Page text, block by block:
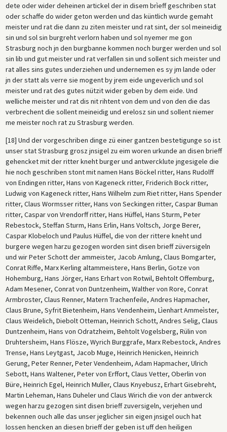
dete oder wider deheinen artickel der in disem brìeff geschriben stat
oder schaffe do wider geton werden und das küntlich wurde gemaht
meister und rat die dann zu ziten meister und rat sint, der sol meineidig
sin und sol sin burgreht verlorn haben und sol nyemer me gon
Strasburg noch jn den burgbanne kommen noch burger werden und sol
sin lib und gut meister und rat verfallen sin und sollent sich meister und
rat alles sins gutes underziehen und undernemen es sy jm lande oder
jn der statt als verre sie mogent by jrem eide ungeverlich und sol
meister und rat des gutes nützit wider geben by dem eide. Und
welliche meister und rat dis nit rihtent von dem und von den die das
verbrechent die sollent meineidig und erelosz sin und sollent niemer
me meister noch rat zu Strasburg werden.
[18] Und der vorgeschriben dinge zü einer gantzen bestetigunge so ist
unser stat Strasburg grosz jnsigel zu eim woren urkunde an disen brieff
gehencket mit der ritter kneht burger und antwercklute jngesigele die
hie noch geschriben stont mit namen Hans Böckel ritter, Hans Rudolff
von Endingen ritter, Hans von Kageneck ritter, Friderich Bock ritter,
Ludwig von Kageneck ritter, Hans Wilhelm zum Riet ritter, Hans Spender
ritter, Claus Wormsser ritter, Hans von Seckingen ritter, Caspar Buman
ritter, Caspar von Vrendorff ritter, Hans Hüffel, Hans Sturm, Peter
Rebestock, Steffan Sturm, Hans Erlin, Hans Voltsch, Jorge Berer,
Caspar Klobeloch und Paulus Hüffel, die von der rittere kneht und
burgere wegen harzu gezogen worden sint disen brieff züversigeln
und wir Peter Schott der ammeister, Jacob Amlung, Claus Bomgarter,
Conrat Riffe, Marx Kerling altammeistere, Hans Berlin, Gotze von
Hohemburg, Hans Jörger, Hans Erhart von Rotwil, Behtolt Offemburg,
Adam Mesener, Conrat von Duntzenheim, Walther von Rore, Conrat
Armbroster, Claus Renner, Matern Trachenfeile, Andres Hapmacher,
Claus Brune, Syfrit Bietenheim, Hans Vendenheim, Lìenhart Ammeìster,
Claus Weidelich, Diebolt Otteman, Heinrich Schott, Andres Selig, Claus
Duntzenheim, Hans von Odratzheim, Behtolt Vogelsberg, Rülin von
Druhtersheim, Hans Flösze, Wyrich Burggrafe, Marx Rebestock, Andres
Trense, Hans Leytgast, Jacob Muge, Heinrich Henicken, Heinrich
Gerung, Peter Renner, Peter Vendenheim, Adam Hapmacher, Ulrich
Sebott, Hans Waltener, Peter von Erffort, Claus Vetter, Oberlin von
Büre, Heinrich Egel, Heinrich Muller, Claus Knyebusz, Erhart Gisebreht,
Martin Leheman, Hans Duheler und Claus Wirich die von der antwerck
wegen harzu gezogen sint disen brieff zuversigeln, verjehen und
bekennen ouch alle das unser jeglicher sin eigen jnsigel ouch hat
lossen hencken an diesen brieff der geben ist uff den heiligen